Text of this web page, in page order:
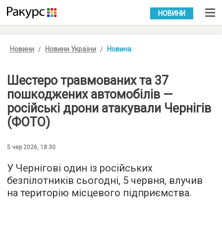
УКР РУС
НОВИНИ
Новини Новини України Новина
Шестеро травмованих та 37
пошкоджених автомобілів —
російські дрони атакували Чернігів
(ФОТО)
5 чер 2026, 18:30
У Чернігові один із російських
безпілотників сьогодні, 5 червня, влучив
на територію місцевого підприємства.